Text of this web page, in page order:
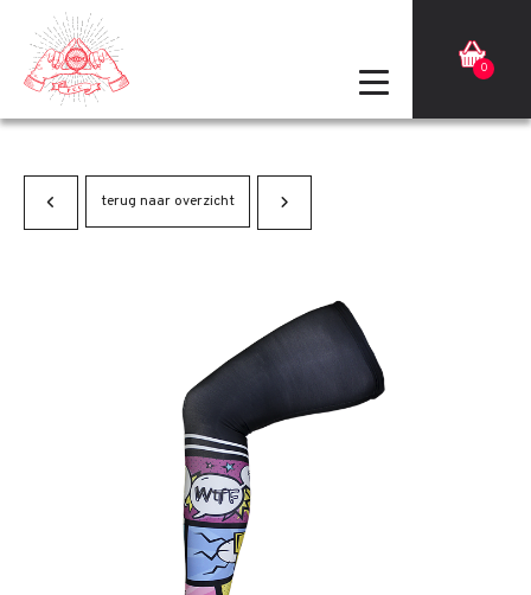
0
terug naar overzicht